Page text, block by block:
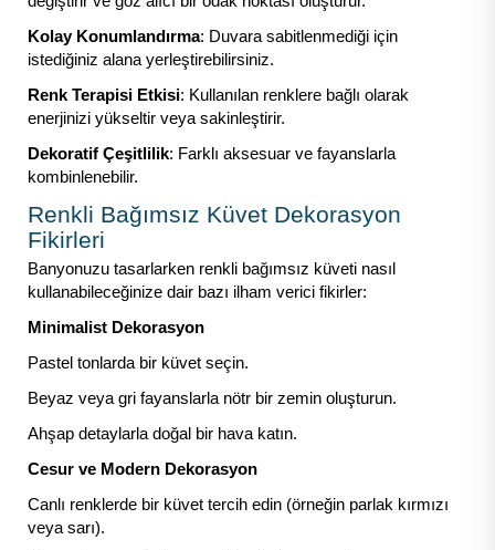
Kolay Konumlandırma: Duvara sabitlenmediği için
istediğiniz alana yerleştirebilirsiniz.
Renk Terapisi Etkisi: Kullanılan renklere bağlı olarak
enerjinizi yükseltir veya sakinleştirir.
Dekoratif Çeşitlilik: Farklı aksesuar ve fayanslarla
kombinlenebilir.
Renkli Bağımsız Küvet Dekorasyon
Fikirleri
Banyonuzu tasarlarken renkli bağımsız küveti nasıl
kullanabileceğinize dair bazı ilham verici fikirler:
Minimalist Dekorasyon
Pastel tonlarda bir küvet seçin.
Beyaz veya gri fayanslarla nötr bir zemin oluşturun.
Ahşap detaylarla doğal bir hava katın.
Cesur ve Modern Dekorasyon
Canlı renklerde bir küvet tercih edin (örneğin parlak kırmızı
veya sarı).